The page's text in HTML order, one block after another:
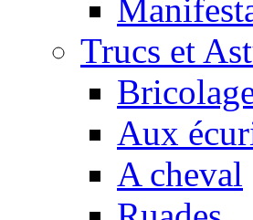
Trucs et
Aux
A cheval